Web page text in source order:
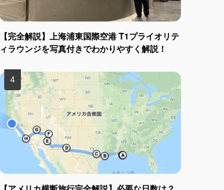
【完全解説】上海浦東国際空港 T1プライオリテ
ィラウンジを写真付きでわかりやすく解説！